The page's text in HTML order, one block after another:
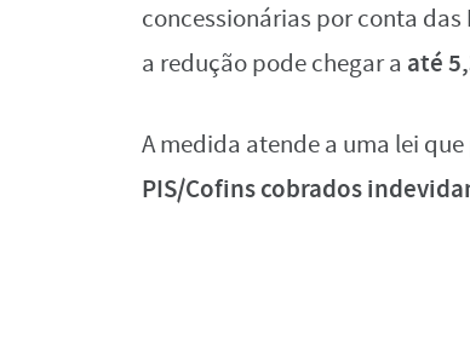
concessionárias por conta das
a redução pode chegar a até
A medida atende a uma lei que
PIS/Cofins cobrados